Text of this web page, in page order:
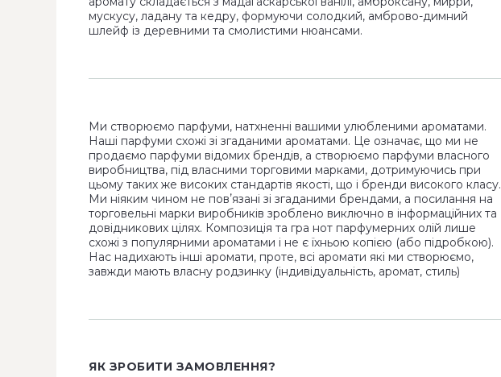
мускусу, ладану та кедру, формуючи солодкий, амброво-димний
шлейф із деревними та смолистими нюансами.
Ми створюємо парфуми, натхненні вашими улюбленими ароматами.
Наші парфуми схожі зі згаданими ароматами. Це означає, що ми не
продаємо парфуми відомих брендів, а створюємо парфуми власного
виробництва, під власними торговими марками, дотримуючись при
цьому таких же високих стандартів якості, що і бренди високого класу.
Ми ніяким чином не повʼязані зі згаданими брендами, а посилання на
торговельні марки виробників зроблено виключно в інформаційних та
довідникових цілях. Композиція та гра нот парфумерних олій лише
схожі з популярними ароматами і не є їхньою копією (або підробкою).
Нас надихають інші аромати, проте, всі аромати які ми створюємо,
завжди мають власну родзинку (індивідуальність, аромат, стиль)
ЯК ЗРОБИТИ ЗАМОВЛЕННЯ?